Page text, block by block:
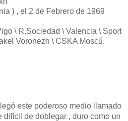
) , el 2 de Febrero de 1969
\ R.Sociedad \ Valencia \ Sport
Voronezh \ CSKA Moscú.
este poderoso medio llamado
difícil de doblegar , duro como un